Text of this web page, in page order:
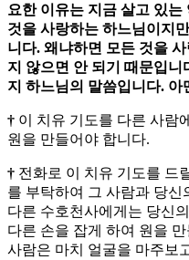
요한 이유는 지금 살고 있
것을 사랑하는 하느님이지
니다. 왜냐하면 모든 것을
지 않으면 안 되기 때문입니
지 하느님의 말씀입니다. 아
† 이 치유 기도를 다른 사람
원을 만들어야 합니다.
† 전화로 이 치유 기도를 드
를 부탁하여 그 사람과 당신
다른 수호천사에게는 당신
다른 손을 잡게 하여 원을
사람은 마치 얼굴을 마주보